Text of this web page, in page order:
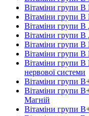
Вітаміни групи В
Вітаміни групи В
Вітаміни групи В
Вітаміни групи В
Вітаміни групи В
Вітаміни групи В
Вітаміни групи В
нервової системи
Вітаміни групи
Вітаміни групи
Магній
Вітаміни групи